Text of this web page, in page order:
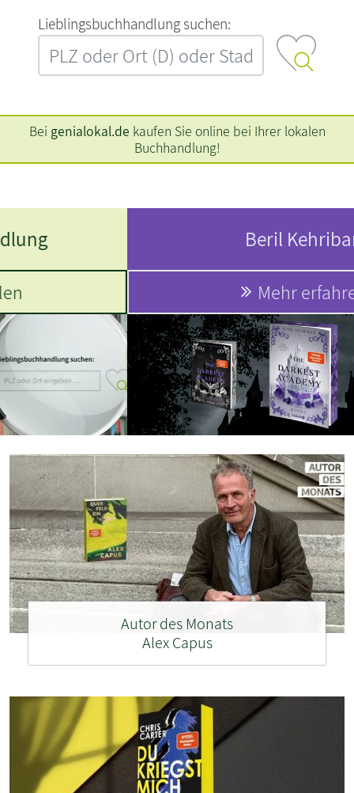
L‍i‍e‍b‍l‍i‍n‍g‍s‍b‍u‍c‍h‍h‍a‍n‍d‍l‍u‍n‍g‍ ‍s‍u‍c‍h‍e‍n‍:‍
Bei genialokal.de kaufen Sie online bei Ihrer lokalen
Buchhandlung!
Autor des Monats
Alex Capus